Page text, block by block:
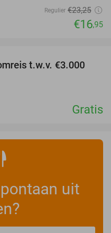
Regulier €23,25
€16,95
t.w.v. €3.000
Gratis
uit